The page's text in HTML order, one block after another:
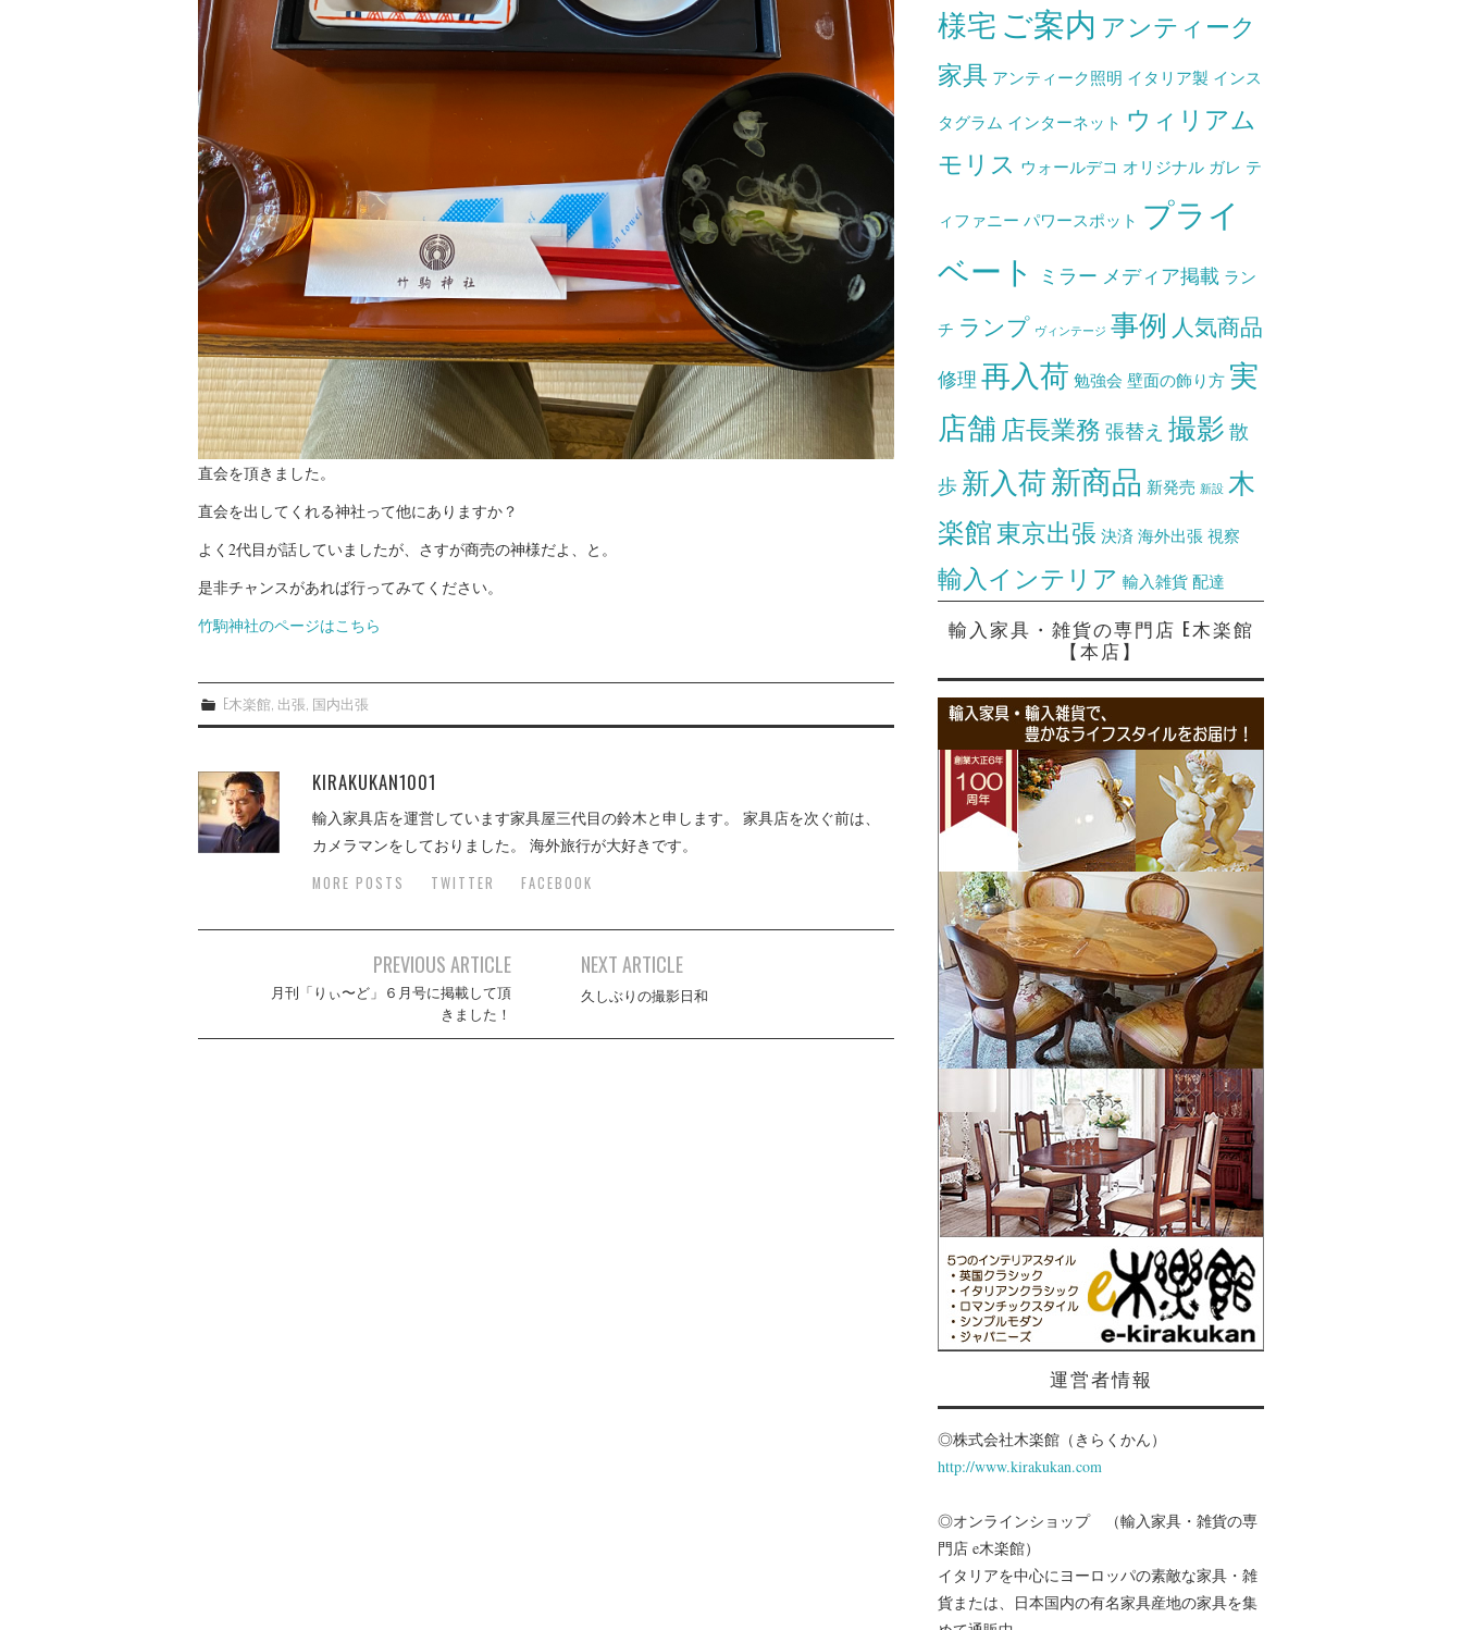
直会を頂きました。
直会を出してくれる神社って他にありますか？
よく2代目が話していましたが、さすが商売の神様だよ、と。
是非チャンスがあれば行ってみてください。
竹駒神社のページはこちら
E木楽館, 出張, 国内出張
KIRAKUKAN1001
輸入家具店を運営しています家具屋三代目の鈴木と申します。 家具店を次ぐ前は、
カメラマンをしておりました。 海外旅行が大好きです。
MORE POSTS
TWITTER FACEBOOK
navigation
PREVIOUS ARTICLE
月刊「りぃ〜ど」６月号に掲載して頂
きました！
NEXT ARTICLE
久しぶりの撮影日和
様宅 ご案内 アンティーク
家具 アンティーク照明 イタリア製 インス
タグラム インターネット ウィリアム
モリス ウォールデコ オリジナル ガレ テ
ィファニー パワースポット プライ
ベート
ミラー メディア掲載 ラン
チ ランプ ヴィンテージ 事例 人気商品
修理 再入荷 勉強会 壁面の飾り方 実
店舗 店長業務 張替え 撮影 散
歩 新入荷新商品 新発売 新設 木
楽館 東京出張 決済 海外出張 視察
輸入インテリア 輸入雑貨 配達
輸入家具・雑貨の専門店 E木楽館
【本店】
運営者情報
◎株式会社木楽館（きらくかん）
http://www.kirakukan.com
◎オンラインショップ （輸入家具・雑貨の専
門店 e木楽館）
イタリアを中心にヨーロッパの素敵な家具・雑
貨または、日本国内の有名家具産地の家具を集